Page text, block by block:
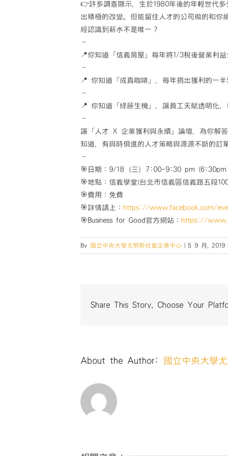
👉許多調查顯示，生於1980年後的年輕世代
出積極的改變。但能留住人才的公司做的和你
經認識到薪水不是唯一？
–
📍你知道「信義房屋」每年將1/3稅後營業利
–
📍 你知道「成真咖啡」，每年捐出獲利的一
–
📍 你知道「綠藤生機」，讓員工天賦透明化
–
讓「人才 X 企業獲利與永續」論壇，為你解
知道，有與時俱進的人才策略與源源不斷的訂
–
️🎯日期：9/18（三）7:00-9:30 pm (6:30pm
🎯地點：信義學堂(台北市信義區信義路五段
🎯費用：免費
🎯詳情請上： https://www.facebook.com/
🎯Business for Good官方網站： https://
By 國立中央大學尤努斯社會企業中心 5 9 月, 2019
Share This Story, Choose Your
About the Author: 國立中央大學